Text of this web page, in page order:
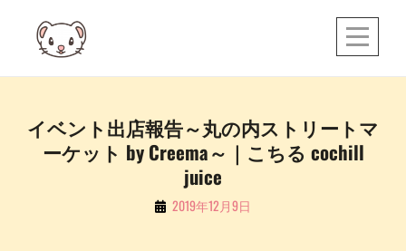
content
イベント出店報告～丸の内ストリートマ
ーケット by Creema～｜こちる cochill
juice
By 2019年12月9日
投
稿